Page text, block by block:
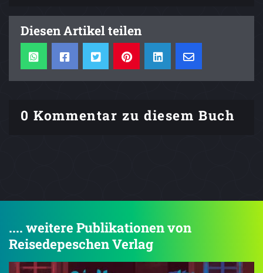
Diesen Artikel teilen
0 Kommentar zu diesem Buch
.... weitere Publikationen von
Reisedepeschen Verlag